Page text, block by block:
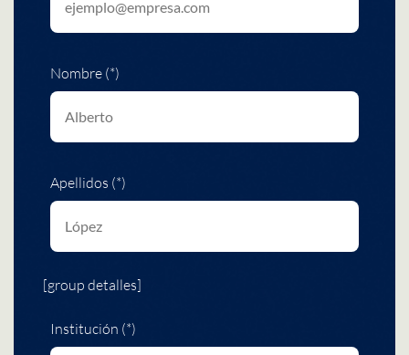
Nombre (*)
Apellidos (*)
[group detalles]
Institución (*)